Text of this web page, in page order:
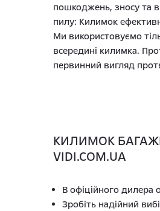
пошкоджень, зносу та
пилу: Килимок
Ми використовуємо
всередині килимка.
первинний вигляд
КИЛИМОК
VIDI.COM.UA
В офіційного дилера
Зробіть надійний